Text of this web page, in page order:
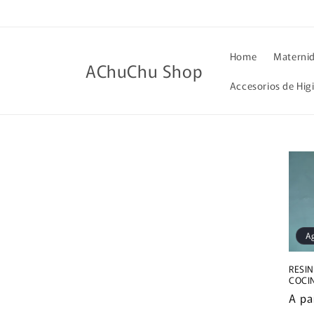
AChuChu Shop
Home
Accesorios de
A